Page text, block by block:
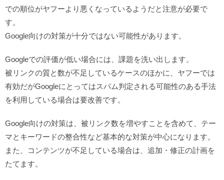
での順位がヤフーより悪くなっているようだと注意が必要で
す。
Google向けの対策が十分ではない可能性があります。
Googleでの評価が低い場合には、課題を洗い出します。
被リンクの質と数が不足しているケースのほかに、ヤフーでは
有効だがGoogleにとってはスパム判定される可能性のある手法
を利用している場合は要改善です。
Google向けの対策は、被リンク数を増やすことを含めて、テー
マとキーワードの整合性など基本的な対策が中心になります。
また、コンテンツが不足している場合は、追加・修正の計画を
たてます。